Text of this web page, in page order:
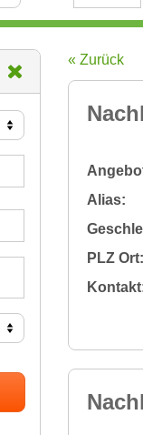
« Zurück
Alias:
PLZ Ort: